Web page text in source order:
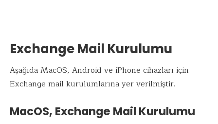
Exchange Mail Kurulumu
Aşağıda MacOS, Android ve iPhone cihazları için
Exchange mail kurulumlarına yer verilmiştir.
MacOS, Exchange Mail Kurulumu